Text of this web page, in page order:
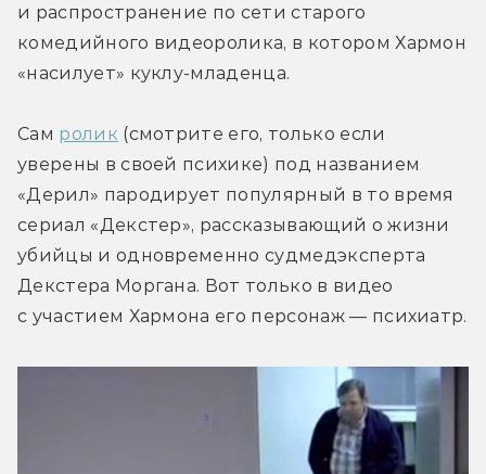
и распространение по сети старого
комедийного видеоролика, в котором Хармон
«насилует» куклу-младенца.
Сам ролик (смотрите его, только если
уверены в своей психике) под названием
«Дерил» пародирует популярный в то время
сериал «Декстер», рассказывающий о жизни
убийцы и одновременно судмедэксперта
Декстера Моргана. Вот только в видео
с участием Хармона его персонаж — психиатр.